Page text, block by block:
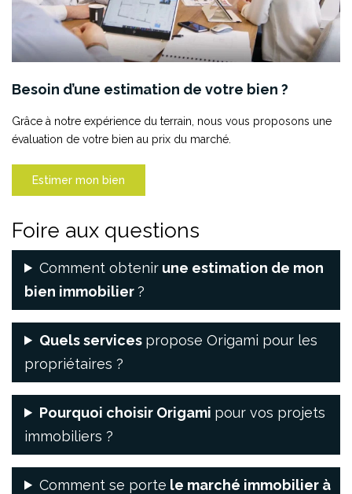
Besoin d’une estimation de votre bien ?
Grâce à notre expérience du terrain, nous vous proposons une
évaluation de votre bien au prix du marché.
Estimer mon bien
Foire aux questions
Comment obtenir une estimation de mon
bien immobilier?
Quels services propose Origami pour les
propriétaires ?
Pourquoi choisir Origami pour vos projets
immobiliers ?
Comment se porte le marché immobilier à